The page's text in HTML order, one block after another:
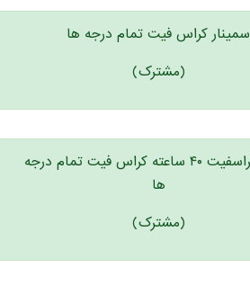
سمینار کراس فیت تمام درجه ها
(مشترک)
کارگاه کراسفیت ۴۰ ساعته کراس فیت تمام درجه
ها
(مشترک)